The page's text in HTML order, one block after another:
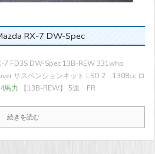
RX-7 DW-Spec
7 FD3S DW-Spec 13B-REW 331whp
サスペンションキット LSD 2 ...1308cc ロ
馬力 【13B-REW】 5速 FR
続きを読む